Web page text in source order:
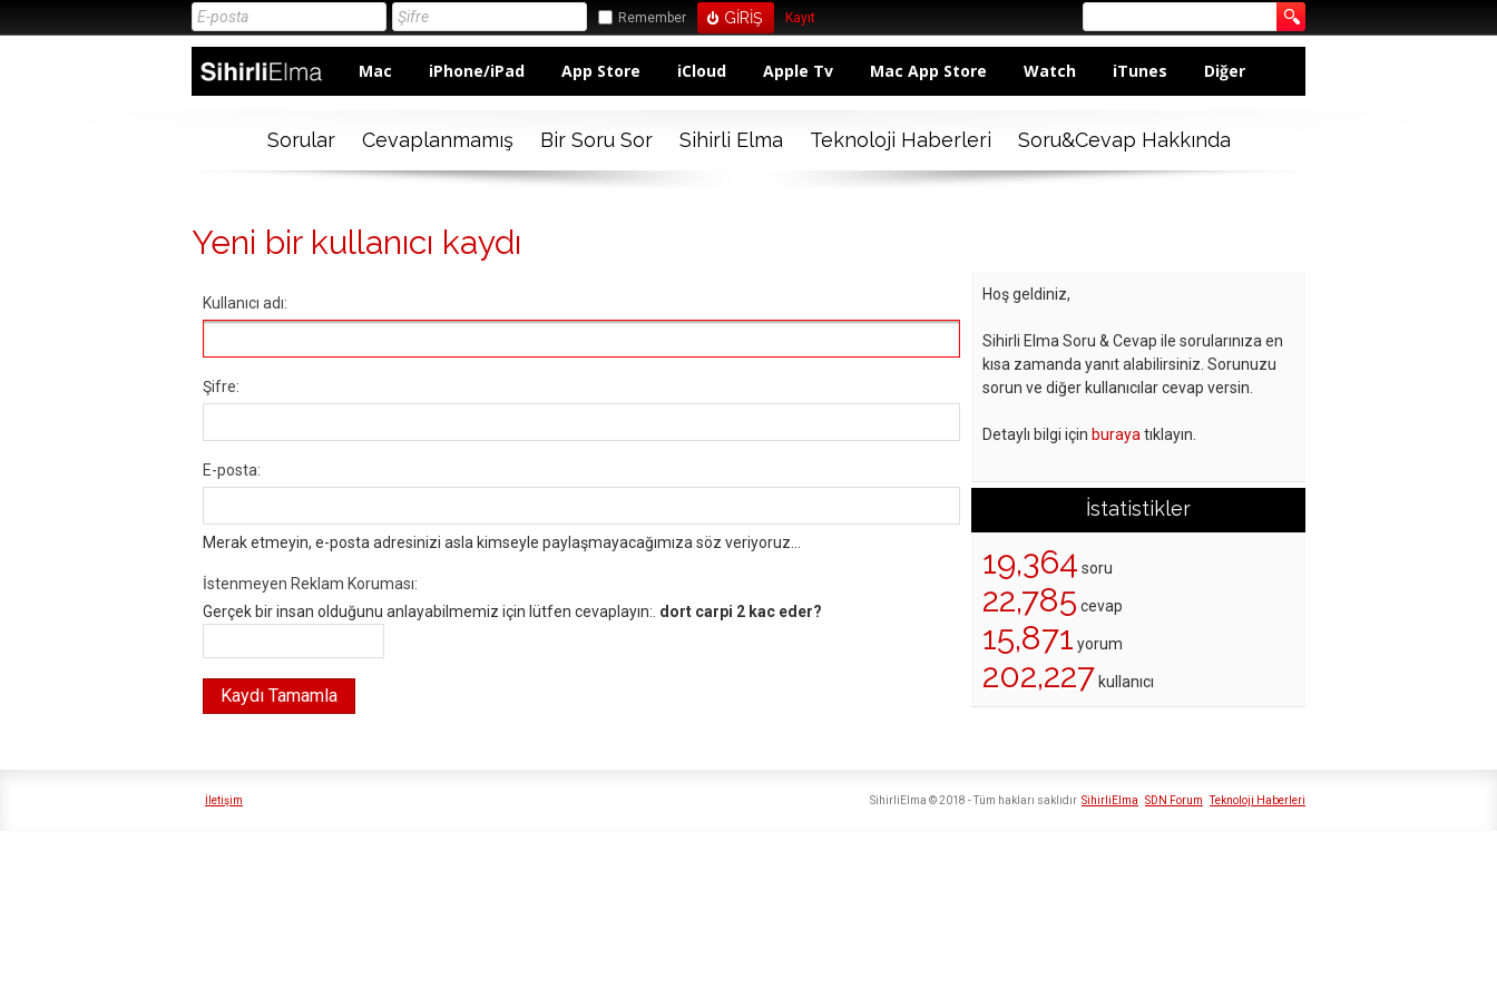
Remember Kayıt
Mac iPhone/iPad App Store iCloud Apple Tv Mac App Store Watch iTunes Diğer
Sorular Cevaplanmamış Bir Soru Sor Sihirli Elma Teknoloji Haberleri Soru&Cevap Hakkında
Yeni bir kullanıcı kaydı
Kullanıcı adı:
Şifre:
E-posta:
Merak etmeyin, e-posta adresinizi asla kimseyle paylaşmayacağımıza söz veriyoruz...
İstenmeyen Reklam Koruması:
Gerçek bir insan olduğunu anlayabilmemiz için lütfen cevaplayın:. dort carpi 2 kac eder?
Hoş geldiniz,
Sihirli Elma Soru & Cevap ile sorularınıza en
kısa zamanda yanıt alabilirsiniz. Sorunuzu
sorun ve diğer kullanıcılar cevap versin.
Detaylı bilgi için buraya tıklayın.
İstatistikler
19,364 soru
22,785 cevap
15,871 yorum
202,227 kullanıcı
İletişim SihirliElma SDN Forum Teknoloji Haberleri
SihirliElma © 2018 - Tüm hakları saklıdır